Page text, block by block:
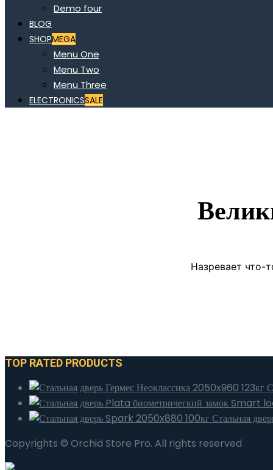
Demo four
BLOG
SHOPMEGA
Menu One
Menu Two
Menu Three
ELECTRONICSSALE
Назревает что-
TOP RATED PRODUCTS
Стальная
Copyrights © Orchid Store Pro. All rights reserved